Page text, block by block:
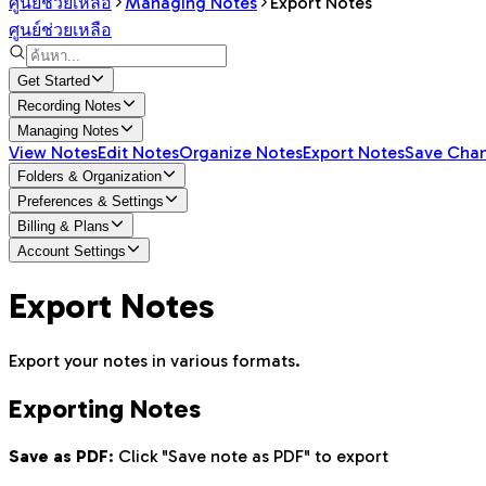
ศูนย์ช่วยเหลือ
Get Started
Recording Notes
Managing Notes
View NotesEdit NotesOrganize NotesExport NotesSave
Folders & Organization
Preferences & Settings
Billing & Plans
Account Settings
Export Notes
Export your notes in various formats.
Exporting Notes
Save as PDF: Click "Save note as PDF" to export